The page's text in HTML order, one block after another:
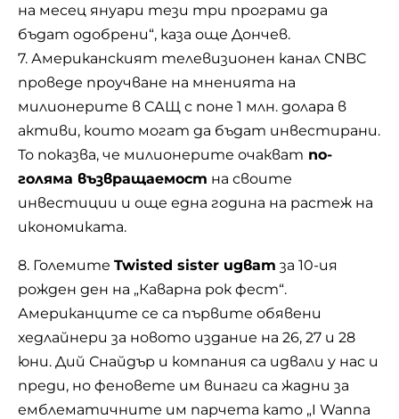
на месец януари тези три програми да
бъдат одобрени“, каза още Дончев.
7. Американският телевизионен канал CNBC
проведе проучване на мненията на
милионерите в САЩ с поне 1 млн. долара в
активи, които могат да бъдат инвестирани.
То показва, че милионерите очакват по-
голяма възвращаемост на своите
инвестиции и още една година на растеж на
икономиката.
8. Големите Twisted sister идват за 10-ия
рожден ден на „Каварна рок фест“.
Американците се са първите обявени
хедлайнери за новото издание на 26, 27 и 28
юни. Дий Снайдър и компания са идвали у нас и
преди, но феновете им винаги са жадни за
емблематичните им парчета като „I Wanna